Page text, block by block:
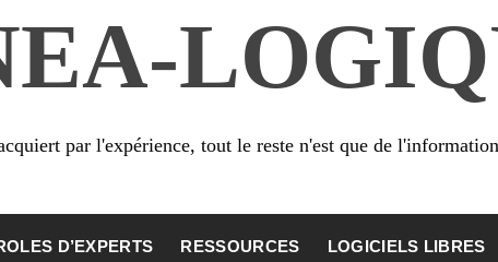
par l'expérience, tout le reste n'est que de
D’EXPERTS RESSOURCES LOGICIELS LIBRES